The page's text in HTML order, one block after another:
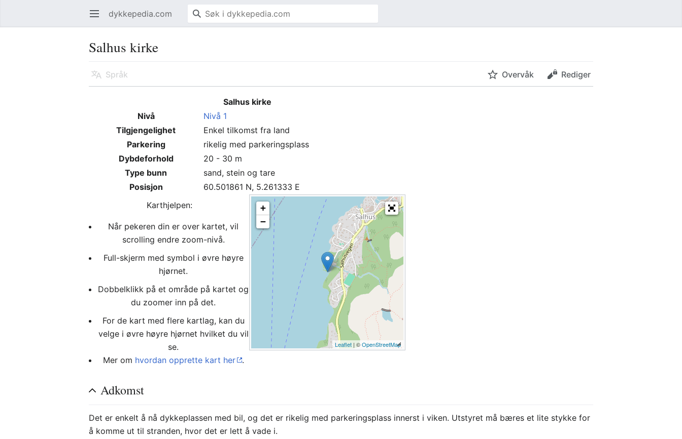
Åpne hovedmenyen dykkepedia.com
Salhus kirke
Språk Overvåk Rediger
Salhus kirke
Nivå
Nivå 1
Tilgjengelighet
Enkel tilkomst fra land
Parkering
rikelig med parkeringsplass
Dybdeforhold
20 - 30 m
Type bunn
sand, stein og tare
Posisjon
60.501861 N, 5.261333 E
+
−
Leaflet | ©OpenStreetMap
Karthjelpen:
Når pekeren din er over kartet, vil
scrolling endre zoom-nivå.
Full-skjerm med symbol i øvre høyre
hjørnet.
Dobbelklikk på et område på kartet og
du zoomer inn på det.
For de kart med flere kartlag, kan du
velge i øvre høyre hjørnet hvilket du vil
se.
Mer om hvordan opprette kart her .
Adkomst
Det er enkelt å nå dykkeplassen med bil, og det er rikelig med parkeringsplass innerst i viken. Utstyret må bæres et lite stykke for
å komme ut til stranden, hvor det er lett å vade i.